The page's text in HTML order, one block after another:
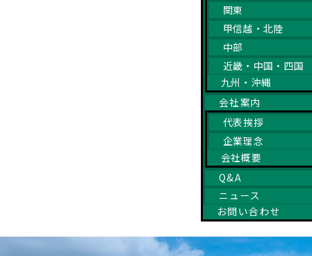
関東
甲信越・北陸
中部
近畿・中国・四国
九州・沖縄
会社案内
代表挨拶
企業理念
会社概要
Q&A
ニュース
お問い合わせ